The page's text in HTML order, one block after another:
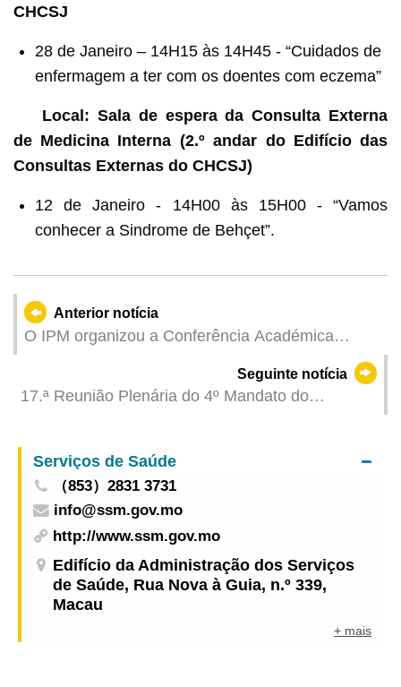
CHCSJ
28 de Janeiro – 14H15 às 14H45 - “Cuidados de
enfermagem a ter com os doentes com eczema”
Local: Sala de espera da Consulta Externa
de Medicina Interna (2.º andar do Edifício das
Consultas Externas do CHCSJ)
12 de Janeiro - 14H00 às 15H00 - “Vamos
conhecer a Sindrome de Behçet”.
Anterior notícia
O IPM organizou a Conferência Académica
Contemporâneo e Cultura Visual"Seguinte notícia
17.ª Reunião Plenária do 4º Mandato do
Serviços de Saúde
（853）2831 3731
info@ssm.gov.mo
http://www.ssm.gov.mo
Edifício da Administração dos Serviços
de Saúde, Rua Nova à Guia, n.º 339,
Macau
+ mais